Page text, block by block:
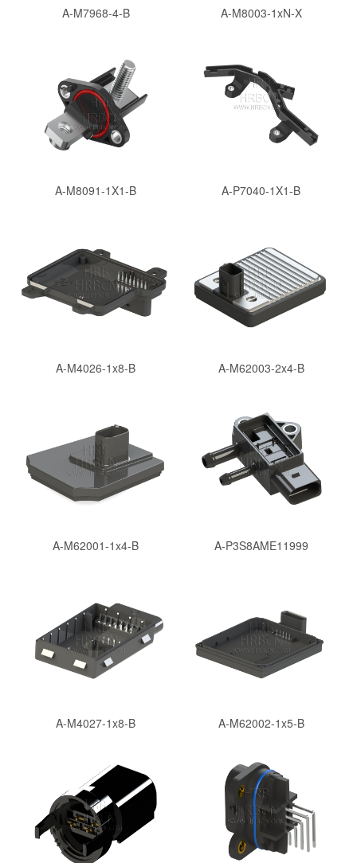
A-M7968-4-B A-M8003-1xN-X
A-M8091-1X1-B A-P7040-1X1-B
A-M4026-1x8-B A-M62003-2x4-B
A-M62001-1x4-B A-P3S8AME11999
A-M4027-1x8-B A-M62002-1x5-B